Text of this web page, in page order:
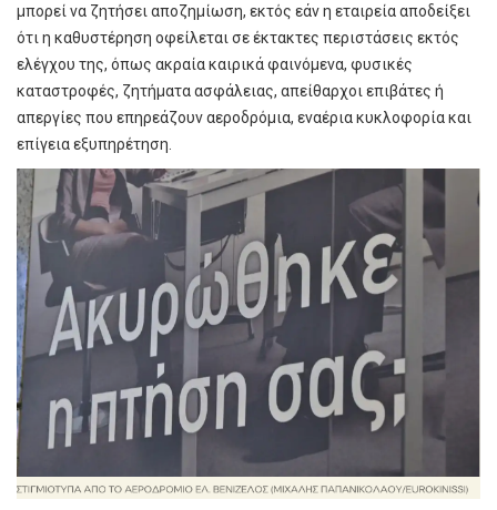
μπορεί να ζητήσει αποζημίωση, εκτός εάν η εταιρεία αποδείξει
ότι η καθυστέρηση οφείλεται σε έκτακτες περιστάσεις εκτός
ελέγχου της, όπως ακραία καιρικά φαινόμενα, φυσικές
καταστροφές, ζητήματα ασφάλειας, απείθαρχοι επιβάτες ή
απεργίες που επηρεάζουν αεροδρόμια, εναέρια κυκλοφορία και
επίγεια εξυπηρέτηση.